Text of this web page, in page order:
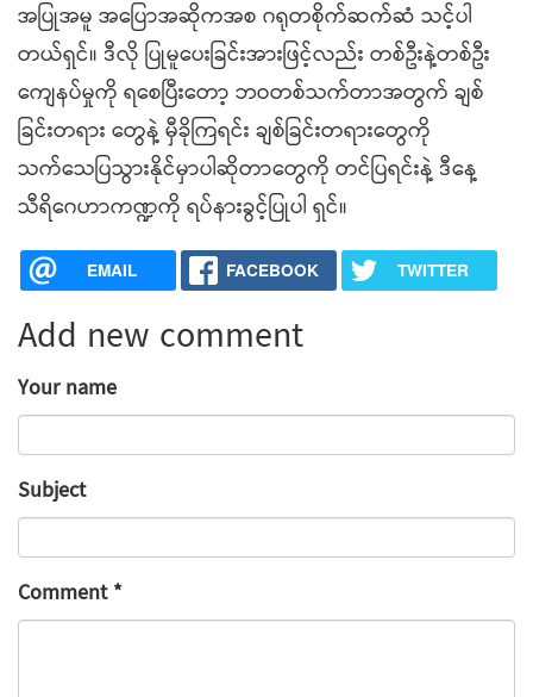
အပြုအမူ အပြောအဆိုကအစ ဂရုတစိုက်ဆက်ဆံ သင့်ပါ
တယ်ရှင်။ ဒီလို ပြုမူပေးခြင်းအားဖြင့်လည်း တစ်ဦးနဲ့တစ်ဦး
ကျေနပ်မှုကို ရစေပြီးတော့ ဘဝတစ်သက်တာအတွက် ချစ်
ခြင်းတရား တွေနဲ့ မှီခိုကြရင်း ချစ်ခြင်းတရားတွေကို
သက်သေပြသွားနိုင်မှာပါဆိုတာတွေကို တင်ပြရင်းနဲ့ ဒီနေ့
သီရိဂေဟာကဏ္ဍကို ရပ်နားခွင့်ပြုပါ ရှင်။
EMAIL FACEBOOK TWITTER
Add new comment
Your name
Subject
Comment*